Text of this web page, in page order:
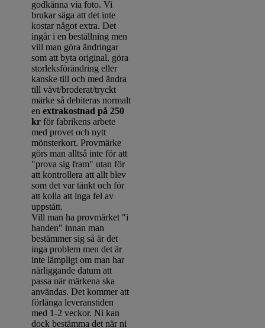
godkänna via foto. Vi
brukar säga att det inte
kostar något extra. Det
ingår i en beställning men
vill man göra ändringar
som att byta original, göra
storleksförändring eller
kanske till och med ändra
till vävt/broderat/tryckt
märke så debiteras normalt
enextrakostnad på 250
kr för fabrikens arbete
med provet och nytt
mönsterkort. Provmärke
görs man alltså inte för att
"prova sig fram" utan för
att kontrollera att allt blev
som det var tänkt och för
att kolla att inga fel av
uppstått.
Vill man ha provmärket "i
handen" innan man
bestämmer sig så är det
inga problem men det är
inte lämpligt om man har
närliggande datum att
passa när märkena ska
användas. Det kommer att
förlänga leveranstiden
med 1-2 veckor. Ni kan
dock bestämma det när ni